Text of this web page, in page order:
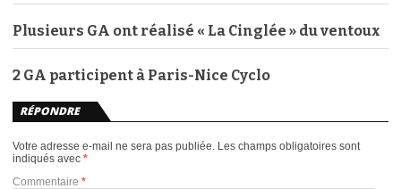
Plusieurs GA ont réalisé « La Cinglée » du ventoux
2 GA participent à Paris-Nice Cyclo
RÉPONDRE
Votre adresse e-mail ne sera pas publiée. Les champs obligatoires sont
indiqués avec *
Commentaire *